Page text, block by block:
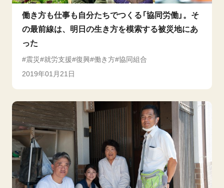
働き方も仕事も自分たちでつくる「協同労働」。そ
の最前線は、明日の生き方を模索する被災地にあ
った
震災 就労支援 復興 働き方 協同組合
2019年01月21日